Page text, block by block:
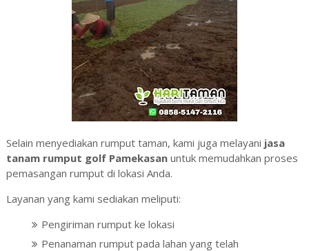
Selain menyediakan rumput taman, kami juga melayani jasa
tanam rumput golf Pamekasanuntuk memudahkan proses
pemasangan rumput di lokasi Anda.
Layanan yang kami sediakan meliputi:
Pengiriman rumput ke lokasi
Penanaman rumput pada lahan yang telah